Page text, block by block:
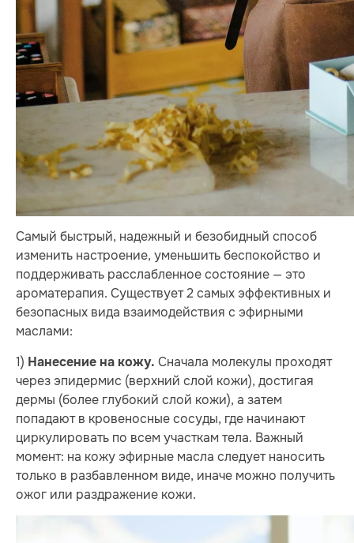
Самый быстрый, надежный и безобидный способ
изменить настроение, уменьшить беспокойство и
поддерживать расслабленное состояние — это
ароматерапия. Существует 2 самых эффективных и
безопасных вида взаимодействия с эфирными
маслами:
1) Нанесение на кожу. Сначала молекулы проходят
через эпидермис (верхний слой кожи), достигая
дермы (более глубокий слой кожи), а затем
попадают в кровеносные сосуды, где начинают
циркулировать по всем участкам тела. Важный
момент: на кожу эфирные масла следует наносить
только в разбавленном виде, иначе можно получить
ожог или раздражение кожи.